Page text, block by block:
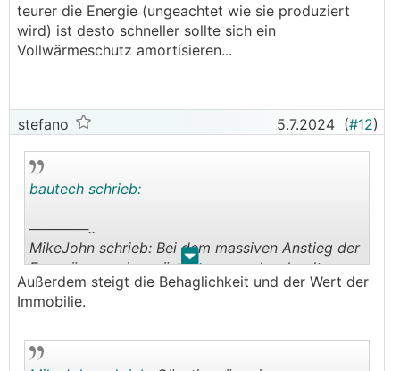
teurer die Energie (ungeachtet wie sie produziert
wird) ist desto schneller sollte sich ein
Vollwärmeschutz amortisieren...
stefano 5.7.2024 (#12)
. .
bautech schrieb:
──────..
MikeJohn schrieb: Bei dem massiven Anstieg der
Fernwärmepreise müsste man auch sehr alt
werden, um die Dämmung wieder herinnen zu
haben.
Dem Satz kann ich irgendwie nicht ganz folgen,
Außerdem steigt die Behaglichkeit und der Wert der
Immobilie.